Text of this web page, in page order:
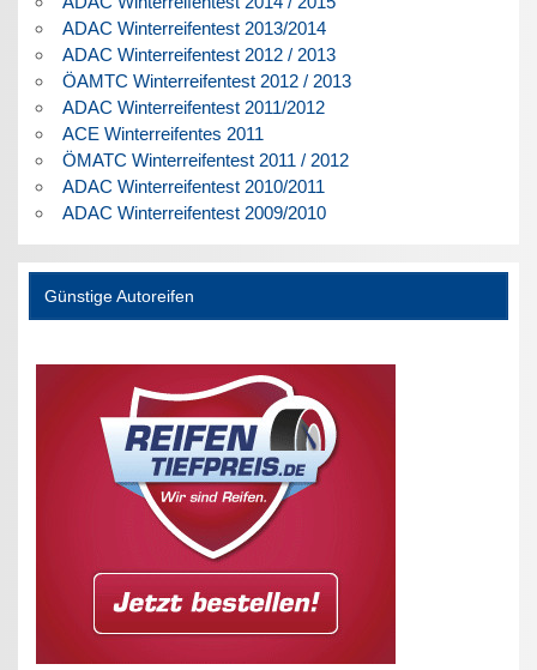
ADAC Winterreifentest 2013/2014
ADAC Winterreifentest 2012 / 2013
ÖAMTC Winterreifentest 2012 / 2013
ADAC Winterreifentest 2011/2012
ACE Winterreifentes 2011
ÖMATC Winterreifentest 2011 / 2012
ADAC Winterreifentest 2010/2011
ADAC Winterreifentest 2009/2010
Günstige Autoreifen